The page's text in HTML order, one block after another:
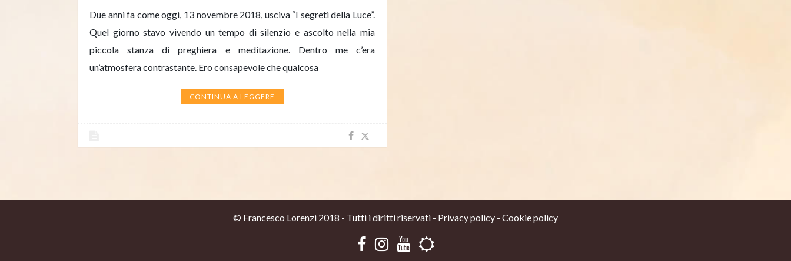
Due anni fa come oggi, 13 novembre 2018, usciva “I segreti della Luce”.
Quel giorno stavo vivendo un tempo di silenzio e ascolto nella mia
piccola stanza di preghiera e meditazione. Dentro me c’era
un’atmosfera contrastante. Ero consapevole che qualcosa
CONTINUA A LEGGERE
© Francesco Lorenzi 2018 - Tutti i diritti riservati - Privacy policy - Cookie policy